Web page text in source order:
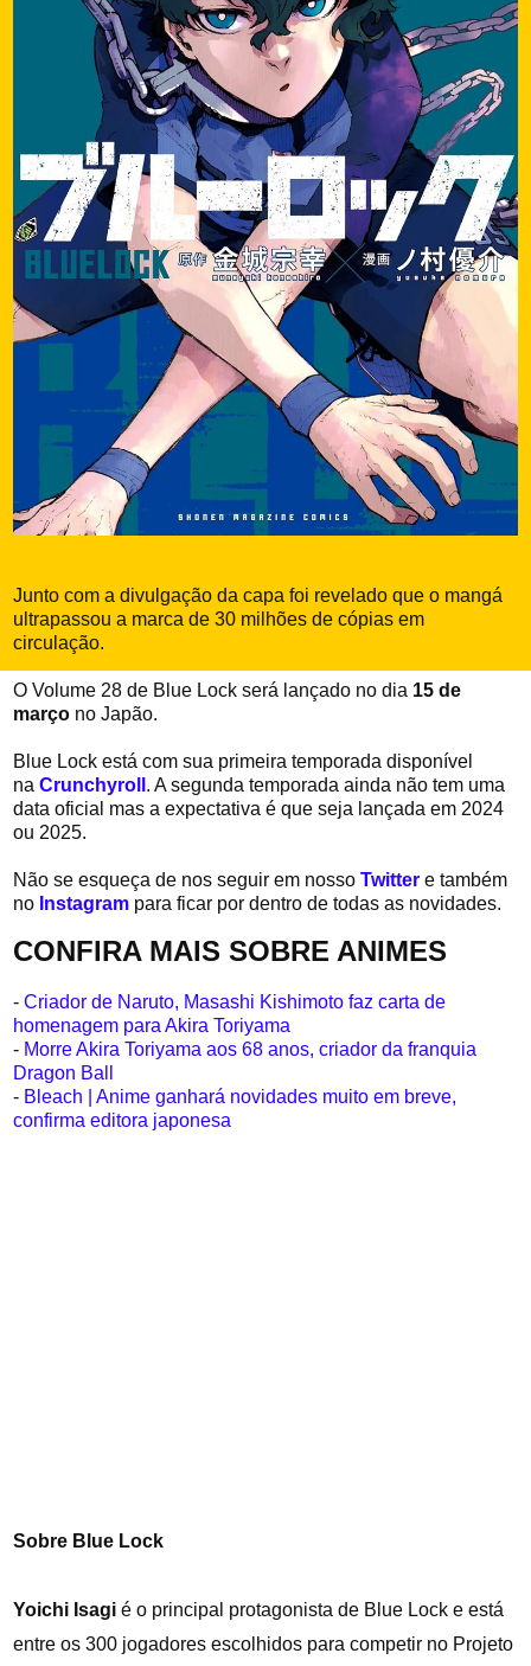
Junto com a divulgação da capa foi revelado que o mangá
ultrapassou a marca de 30 milhões de cópias em
circulação.
O Volume 28 de Blue Lock será lançado no dia 15 de
março no Japão.
Blue Lock está com sua primeira temporada disponível
naCrunchyroll . A segunda temporada ainda não tem uma
data oficial mas a expectativa é que seja lançada em 2024
ou 2025.
Não se esqueça de nos seguir em nossoTwitter e também
no Instagram para ficar por dentro de todas as novidades.
CONFIRA MAIS SOBRE ANIMES
-Criador de Naruto, Masashi Kishimoto faz carta de
homenagem para Akira Toriyama
- Morre Akira Toriyama aos 68 anos, criador da franquia
Dragon Ball
- Bleach | Anime ganhará novidades muito em breve,
confirma editora japonesa
Sobre Blue Lock
Yoichi Isagi é o principal protagonista de Blue Lock e está
entre os 300 jogadores escolhidos para competir no Projeto